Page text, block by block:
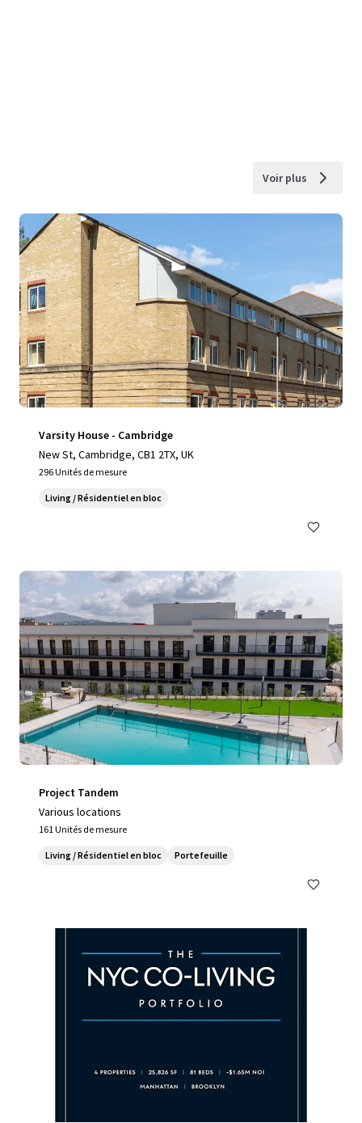
Voir plus
Varsity House - Cambridge
New St, Cambridge, CB1 2TX, UK
296 Unités de mesure
Living / Résidentiel en bloc
Project Tandem
Various locations
161 Unités de mesure
Living / Résidentiel en bloc Portefeuille